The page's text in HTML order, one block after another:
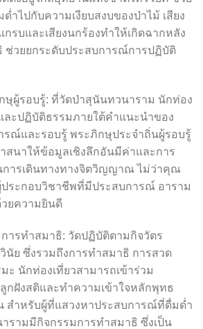
ำไปกับความเงียบสงบของป่าไม้ เสียง
กรบและเสียงนกร้องทำให้เกิดฉากหลัง
ช่วยยกระดับประสบการณ์การปฏิบัติ
ษุผู้รอบรู้: ที่วัดป่าสุนันทวนาราม นักท่อง
ละปฏิบัติธรรมภายใต้คำแนะนำของ
รณ์และรอบรู้ พระภิกษุประจำถิ่นผู้รอบรู้
สนาให้ข้อมูลเชิงลึกอันมีค่าและการ
ารเดินทางทางจิตวิญญาณ ไม่ว่าคุณ
ประกอบวิชาชีพที่มีประสบการณ์ อาราม
ยความยินดี
ารทำสมาธิ: วัดปฏิบัติตามกิจวัตร
นัย ซึ่งรวมถึงการทำสมาธิ การสวด
ะ นักท่องเที่ยวสามารถเข้าร่วม
กฝังสติและทำความเข้าใจหลักพุทธ
สำหรับผู้ที่แสวงหาประสบการณ์ที่ดื่มด่ำ
รามมีกิจกรรมการทำสมาธิ ซึ่งเป็น